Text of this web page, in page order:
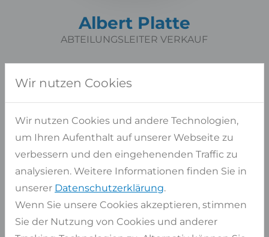
Albert Platte
ABTEILUNGSLEITER VERKAUF
SHOP SERVICE
Kontakt
Händler, Steinmetze und Ausstellungen in
Ihrer Nähe
Über uns
Stellenangebote
Wir nutzen Cookies
Wir nutzen Cookies und andere Technologien,
um Ihren Aufenthalt auf unserer Webseite zu
verbessern und den eingehenenden Traffic zu
analysieren. Weitere Informationen finden Sie in
unserer Datenschutzerklärung.
Wenn Sie unsere Cookies akzeptieren, stimmen
Sie der Nutzung von Cookies und anderer